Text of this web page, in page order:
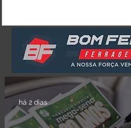
realizada nesta quinta-feira (6).
decisão, o homem
do estabelecimento na
feira (5) e teria proferido
sexual e racista. Outros
in
há 2 dias